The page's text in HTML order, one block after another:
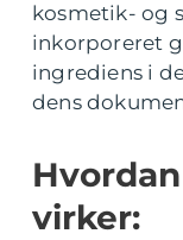
kosmetik- og
inkorporeret
ingrediens i
dens
virker: